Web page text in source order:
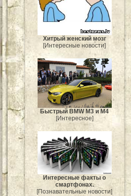
Хитрый женский мозг
[Интересные новости]
Быстрый BMW M3 и M4
[Интересное]
Интересные факты о
смартфонах.
[Познавательные новости]